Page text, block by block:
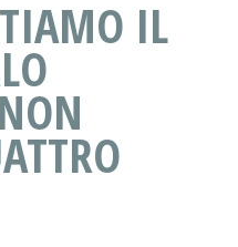
IL